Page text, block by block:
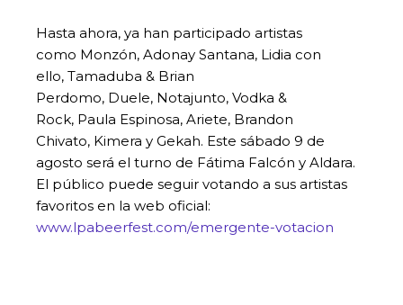
Hasta ahora, ya han participado artistas
como Monzón, Adonay Santana, Lidia con
ello, Tamaduba & Brian
Perdomo, Duele, Notajunto, Vodka &
Rock, Paula Espinosa, Ariete, Brandon
Chivato, Kimera y Gekah. Este sábado 9 de
agosto será el turno de Fátima Falcón y Aldara.
El público puede seguir votando a sus artistas
favoritos en la web oficial:
www.lpabeerfest.com/emergente-votacion